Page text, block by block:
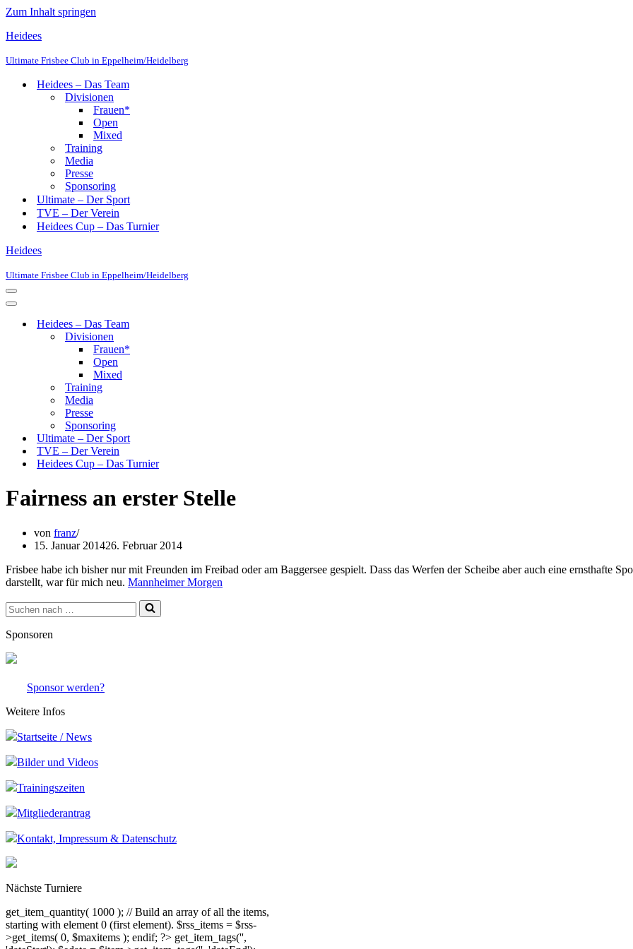
Zum Inhalt springen
Heidees
Ultimate Frisbee Club in Eppelheim/Heidelberg
Heidees – Das Team
Divisionen
Frauen*
Open
Mixed
Training
Media
Presse
Sponsoring
Ultimate – Der Sport
TVE – Der Verein
Heidees Cup – Das Turnier
Heidees
Ultimate Frisbee Club in Eppelheim/Heidelberg
Navigationsmenü
Navigationsmenü
Heidees – Das Team
Divisionen
Frauen*
Open
Mixed
Training
Media
Presse
Sponsoring
Ultimate – Der Sport
TVE – Der Verein
Heidees Cup – Das Turnier
Fairness an erster Stelle
von franz
15. Januar 201426. Februar 2014
Frisbee habe ich bisher nur mit Freunden im Freibad oder am Baggersee gespielt. Dass das Werfen der Scheibe aber auch eine ernsthafte
darstellt, war für mich neu. Mannheimer Morgen
Suchen
nach …
Sponsoren
Sponsor werden?
Weitere Infos
Startseite / News
Bilder und Videos
Trainingszeiten
Mitgliederantrag
Kontakt, Impressum & Datenschutz
Nächste Turniere
get_item_quantity( 1000 ); // Build an array of all the items,
starting with element 0 (first element). $rss_items = $rss-
>get_items( 0, $maxitems ); endif; ?> get_item_tags('',